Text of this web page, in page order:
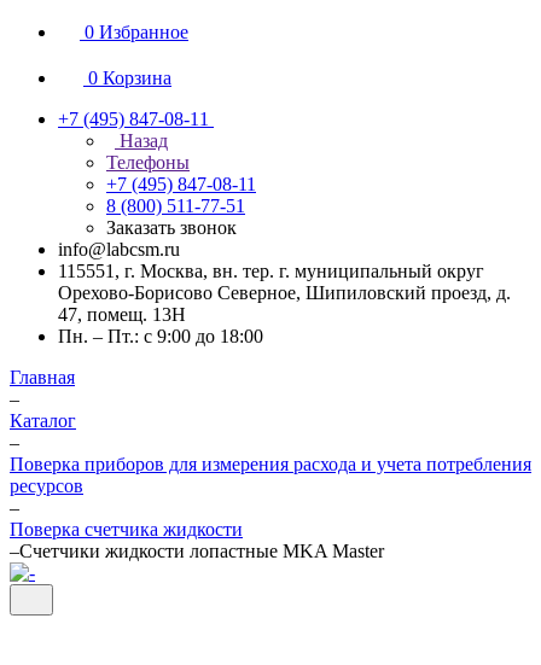
0 Избранное
0 Корзина
+7 (495) 847-08-11
Назад
Телефоны
+7 (495) 847-08-11
8 (800) 511-77-51
Заказать звонок
info@labcsm.ru
115551, г. Москва, вн. тер. г. муниципальный округ
Орехово-Борисово Северное, Шипиловский проезд, д.
47, помещ. 13Н
Пн. – Пт.: с 9:00 до 18:00
Главная
–
Каталог
–
Поверка приборов для измерения расхода и учета потребления
ресурсов
–
Поверка счетчика жидкости
–Счетчики жидкости лопастные MKA Master